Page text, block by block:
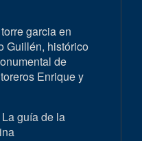
garcia en
Guillén, histórico
de
Enrique y
La guía de la